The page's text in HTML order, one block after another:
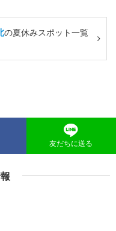
の夏休みスポット一覧
友だちに送る